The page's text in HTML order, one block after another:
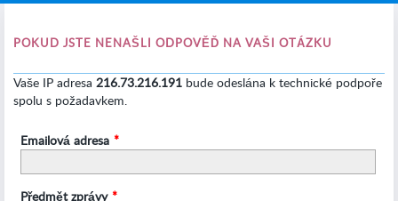
POKUD JSTE NENAŠLI ODPOVĚĎ NA VAŠI OTÁZKU
Vaše IP adresa 216.73.216.191 bude odeslána k technické podpoře
spolu s požadavkem.
Emailová adresa *
Předmět zprávy *